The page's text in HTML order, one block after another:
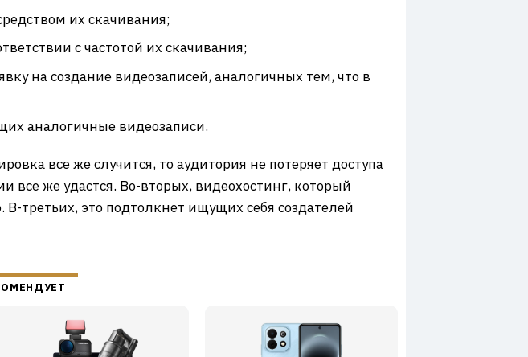
их скачивания;
с частотой их скачивания;
на создание видеозаписей, аналогичных тем, что в
аналогичные видеозаписи.
все же случится, то аудитория не потеряет доступа
все же удастся. Во-вторых, видеохостинг, который
третьих, это подтолкнет ищущих себя создателей